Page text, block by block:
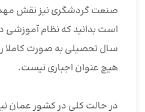
صنعت گردشگری نیز نقش
است بدانید که نظام
سال تحصیلی به صورت کاملا
هیچ عنوان اجباری نیست.
در حالت کلی در کشور عمان